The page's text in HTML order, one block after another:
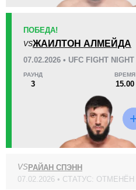
Организация
EFC
UMC
Не определено
ПОБЕДА!
VSЖАИЛТОН АЛМЕЙДА
07.02.2026 • UFC FIGHT NIGHT
РАУНД
3
ВРЕМЯ
15.00
VSРАЙАН СПЭНН
07.02.2026 • СТАТУС: ОТМЕНЁН